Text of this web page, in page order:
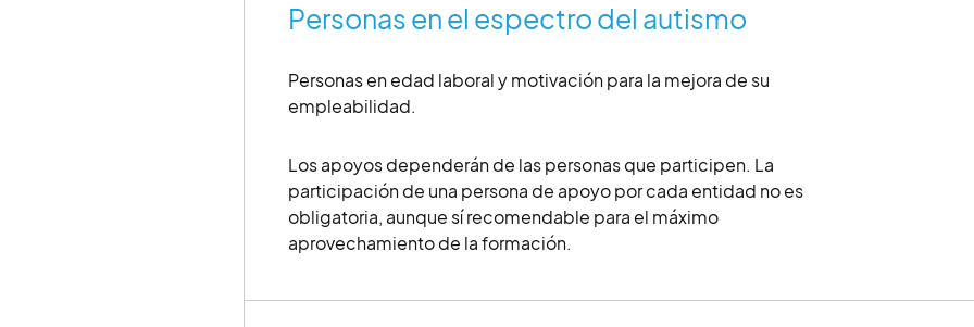
Personas en el espectro del autismo
Personas en edad laboral y motivación para la mejora de su
empleabilidad.
Los apoyos dependerán de las personas que participen. La
participación de una persona de apoyo por cada entidad no es
obligatoria, aunque sí recomendable para el máximo
aprovechamiento de la formación.